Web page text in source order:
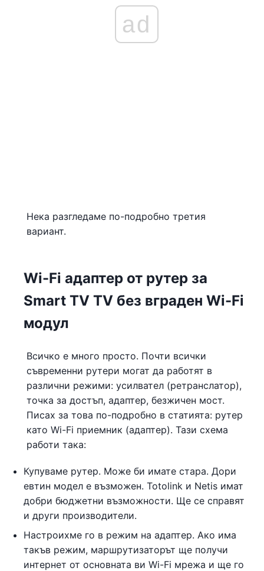
ad
Нека разгледаме по-подробно третия
вариант.
Wi-Fi адаптер от рутер за
Smart TV TV без вграден Wi-Fi
модул
Всичко е много просто. Почти всички
съвременни рутери могат да работят в
различни режими: усилвател (ретранслатор),
точка за достъп, адаптер, безжичен мост.
Писах за това по-подробно в статията: рутер
като Wi-Fi приемник (адаптер). Тази схема
работи така:
Купуваме рутер. Може би имате стара. Дори
евтин модел е възможен. Totolink и Netis имат
добри бюджетни възможности. Ще се справят
и други производители.
Настроихме го в режим на адаптер. Ако има
такъв режим, маршрутизаторът ще получи
интернет от основната ви Wi-Fi мрежа и ще го